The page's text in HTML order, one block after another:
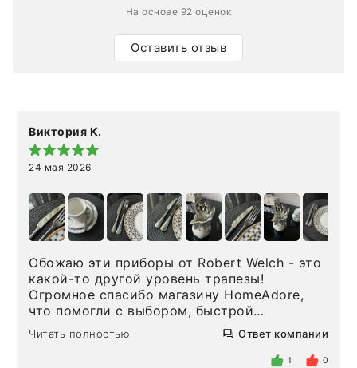
На основе 92 оценок
Оставить отзыв
Виктория К.
24 мая 2026
Обожаю эти приборы от Robert Welch - это
какой-то другой уровень трапезы!
Огромное спасибо магазину HomeAdore,
что помогли с выбором, быстрой
доставкой и высоким сервисом. Один раз
была здесь лично, забирала чайные ложки,
внутри очень много антикварной посуды,
Читать полностью Ответ компании
1 0